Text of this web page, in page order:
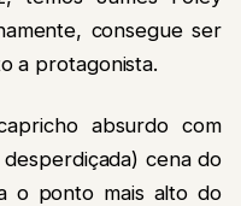
consegue ser
a protagonista.
absurdo com
cena do
o ponto mais alto do